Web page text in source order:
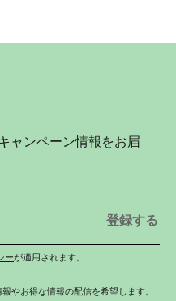
ャンペーン情報をお届
ーが適用されます。
やお得な情報の配信を希望します。